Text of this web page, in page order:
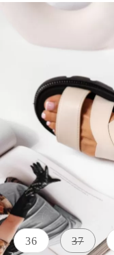
Méret:
36 37
Szólj, ha elérhető lesz